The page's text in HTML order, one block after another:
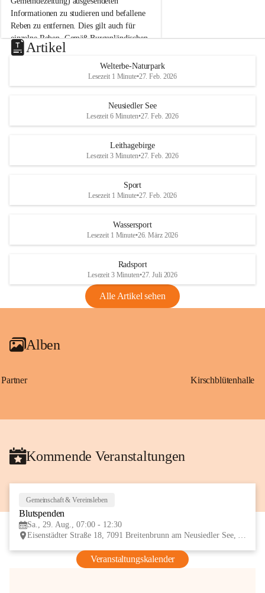
m
N
e
u
s
d
S
Informationen zu studieren und befallene
Reben zu entfernen. Dies gilt auch für
einzelne Reben. Gemäß Burgenländischen
Weinbaugesetz sind nicht gepflegte oder
unzulässige Weingärten zu roden! Bitte
helfen wir zusammen um unsere Winzer
vor den prognostizierten Ernteausfällen
und den daraus folgenden wirtschaftlichen
Maßnahmen zur Bekämpfung
Rebe und der Amerikanischen
Anhang VBl. EU Nr. 18
1 Seite•1,4 MB
VBl. EU Nr. 18_2026
u
e
d
r
S
Artikel
Welterbe-Naturpark
Lesezeit 1 Minute•27. Feb. 2026
Neusiedler See
Lesezeit 6 Minuten•27. Feb. 2026
Leithagebirge
Lesezeit 3 Minuten•27. Feb. 2026
Sport
Lesezeit 1 Minute•27. Feb. 2026
Wassersport
Lesezeit 1 Minute•26. März 2026
Radsport
Lesezeit 3 Minuten•27. Juli 2026
Alle Artikel sehen
Alben
Partner Kirschblütenhalle
Kommende Veranstaltungen
Gemeinschaft & Vereinsleben
Blutspenden
Sa., 29. Aug., 07:00 - 12:30
Eisenstädter Straße 18, 7091 Breitenbrunn am Neusiedler See, AUT
Veranstaltungskalender